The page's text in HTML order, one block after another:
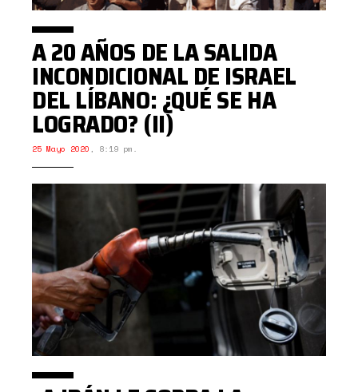
A 20 AÑOS DE LA SALIDA
INCONDICIONAL DE ISRAEL
DEL LÍBANO: ¿QUÉ SE HA
LOGRADO? (II)
25 Mayo 2020 , 8:19 pm.